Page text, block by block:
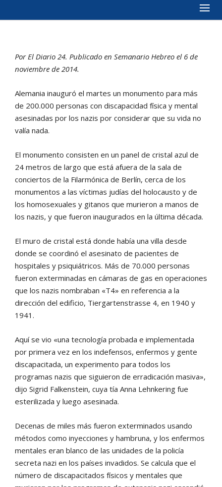
Por El Diario 24. Publicado en Semanario Hebreo el 6 de
noviembre de 2014.
Alemania inauguró el martes un monumento para más
de 200.000 personas con discapacidad física y mental
asesinadas por los nazis por considerar que su vida no
valía nada.
El monumento consisten en un panel de cristal azul de
24 metros de largo que está afuera de la sala de
conciertos de la Filarmónica de Berlín, cerca de los
monumentos a las víctimas judías del holocausto y de
los homosexuales y gitanos que murieron a manos de
los nazis, y que fueron inaugurados en la última década.
El muro de cristal está donde había una villa desde
donde se coordinó el asesinato de pacientes de
hospitales y psiquiátricos. Más de 70.000 personas
fueron exterminadas en cámaras de gas en operaciones
que los nazis nombraban «T4» en referencia a la
dirección del edificio, Tiergartenstrasse 4, en 1940 y
1941.
Aquí se vio «una tecnología probada e implementada
por primera vez en los indefensos, enfermos y gente
discapacitada, un experimento para todos los
programas nazis que siguieron de erradicación masiva»,
dijo Sigrid Falkenstein, cuya tía Anna Lehnkering fue
esterilizada y luego asesinada.
Decenas de miles más fueron exterminados usando
métodos como inyecciones y hambruna, y los enfermos
mentales eran blanco de las unidades de la policía
secreta nazi en los países invadidos. Se calcula que el
número de discapacitados físicos y mentales que